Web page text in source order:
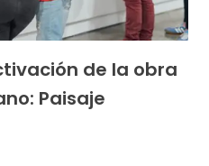
de la obra
Paisaje